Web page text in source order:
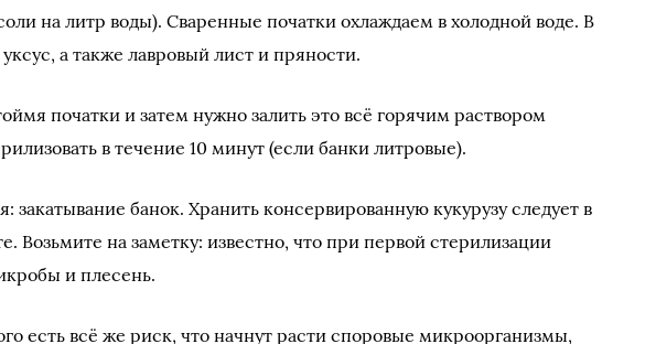
на литр воды). Сваренные початки охлаждаем в холодной воде. В
а также лавровый лист и пряности.
початки и затем нужно залить это всё горячим раствором
в течение 10 минут (если банки литровые).
закатывание банок. Хранить консервированную кукурузу следует в
Возьмите на заметку: известно, что при первой стерилизации
и плесень.
есть всё же риск, что начнут расти споровые микроорганизмы,